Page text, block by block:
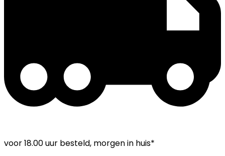
voor18.00 uur besteld, morgen in huis*